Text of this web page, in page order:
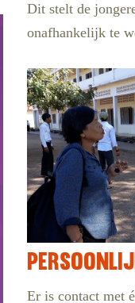
Dit stelt de
onafhankelijk te
Er is contact met